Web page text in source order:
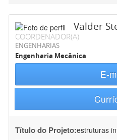
Valder
COORDENADOR(A)
ENGENHARIAS
Engenharia Mecânica
E-
Título do Projeto:estruturas